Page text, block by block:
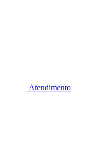
Atendimento